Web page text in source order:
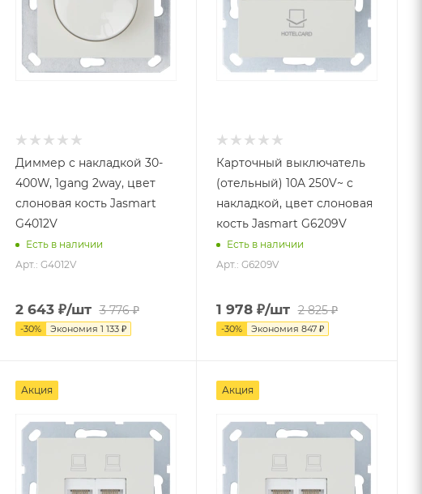
Диммер с накладкой 30-
400W, 1gang 2way, цвет
слоновая кость Jasmart
G4012V
Есть в наличии
Арт.: G4012V
2 643₽/шт 3 776₽
-30% Экономия 1 133₽
Карточный выключатель
(отельный) 10A 250V~ с
накладкой, цвет слоновая
кость Jasmart G6209V
Есть в наличии
Арт.: G6209V
1 978₽/шт 2 825₽
-30% Экономия 847₽
Акция Акция